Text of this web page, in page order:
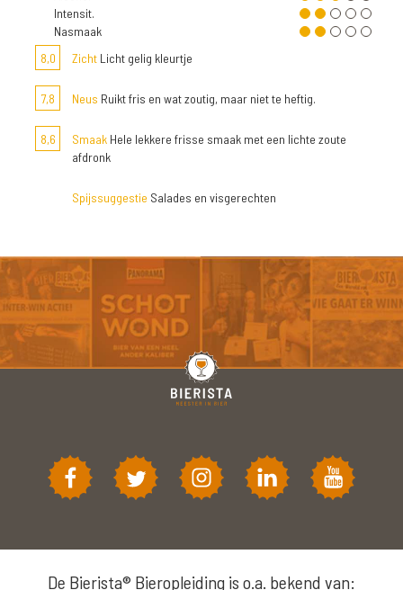
Intensit.
Nasmaak
8,0
Zicht Licht gelig kleurtje
7,8 Neus Ruikt fris en wat zoutig, maar niet te heftig.
8,6 Smaak Hele lekkere frisse smaak met een lichte zoute
afdronk
Spijssuggestie Salades en visgerechten
De Bierista® Bieropleiding is o.a. bekend van: